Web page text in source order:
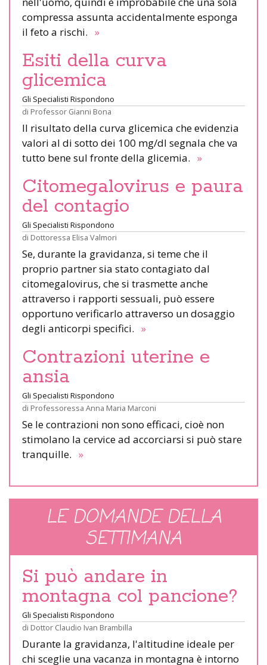
compressa assunta accidentalmente esponga
il feto a rischi. »
Esiti della curva
glicemica
Gli Specialisti Rispondono
di Professor Gianni Bona
Il risultato della curva glicemica che evidenzia
valori al di sotto dei 100 mg/dl segnala che va
tutto bene sul fronte della glicemia. »
Citomegalovirus e paura
del contagio
Gli Specialisti Rispondono
di Dottoressa Elisa Valmori
Se, durante la gravidanza, si teme che il
proprio partner sia stato contagiato dal
citomegalovirus, che si trasmette anche
attraverso i rapporti sessuali, può essere
opportuno verificarlo attraverso un dosaggio
degli anticorpi specifici. »
Contrazioni uterine e
ansia
Gli Specialisti Rispondono
di Professoressa Anna Maria Marconi
Se le contrazioni non sono efficaci, cioè non
stimolano la cervice ad accorciarsi si può stare
tranquille. »
LE DOMANDE DELLA
SETTIMANA
Si può andare in
montagna col pancione?
Gli Specialisti Rispondono
di Dottor Claudio Ivan Brambilla
Durante la gravidanza, l'altitudine ideale per
chi sceglie una vacanza in montagna è intorno